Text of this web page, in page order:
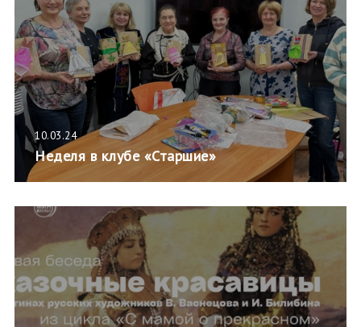
10.03.24
Неделя в клубе «Старшие»